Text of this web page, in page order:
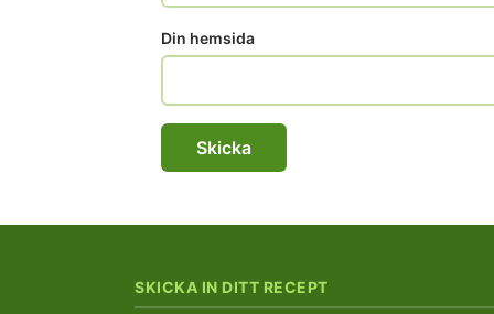
Din hemsida
SKICKA IN DITT RECEPT